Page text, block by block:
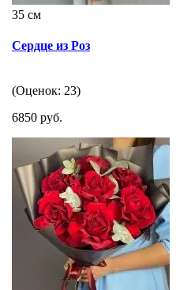
35 см
Сердце из Роз
(Оценок: 23)
6850 руб.